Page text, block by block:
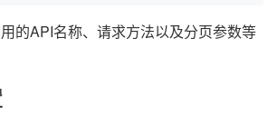
的API名称、请求方法以及分页参数等